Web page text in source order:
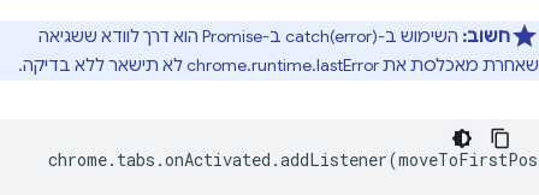
חשוב:
השימוש ב-catch(error) ב-Promise הוא דרך לוודא ששגיאה
שאחרת מאכלסת את chrome.runtime.lastError לא תישאר ללא בדיקה.
chrome. tabs .onActivated .addListener(